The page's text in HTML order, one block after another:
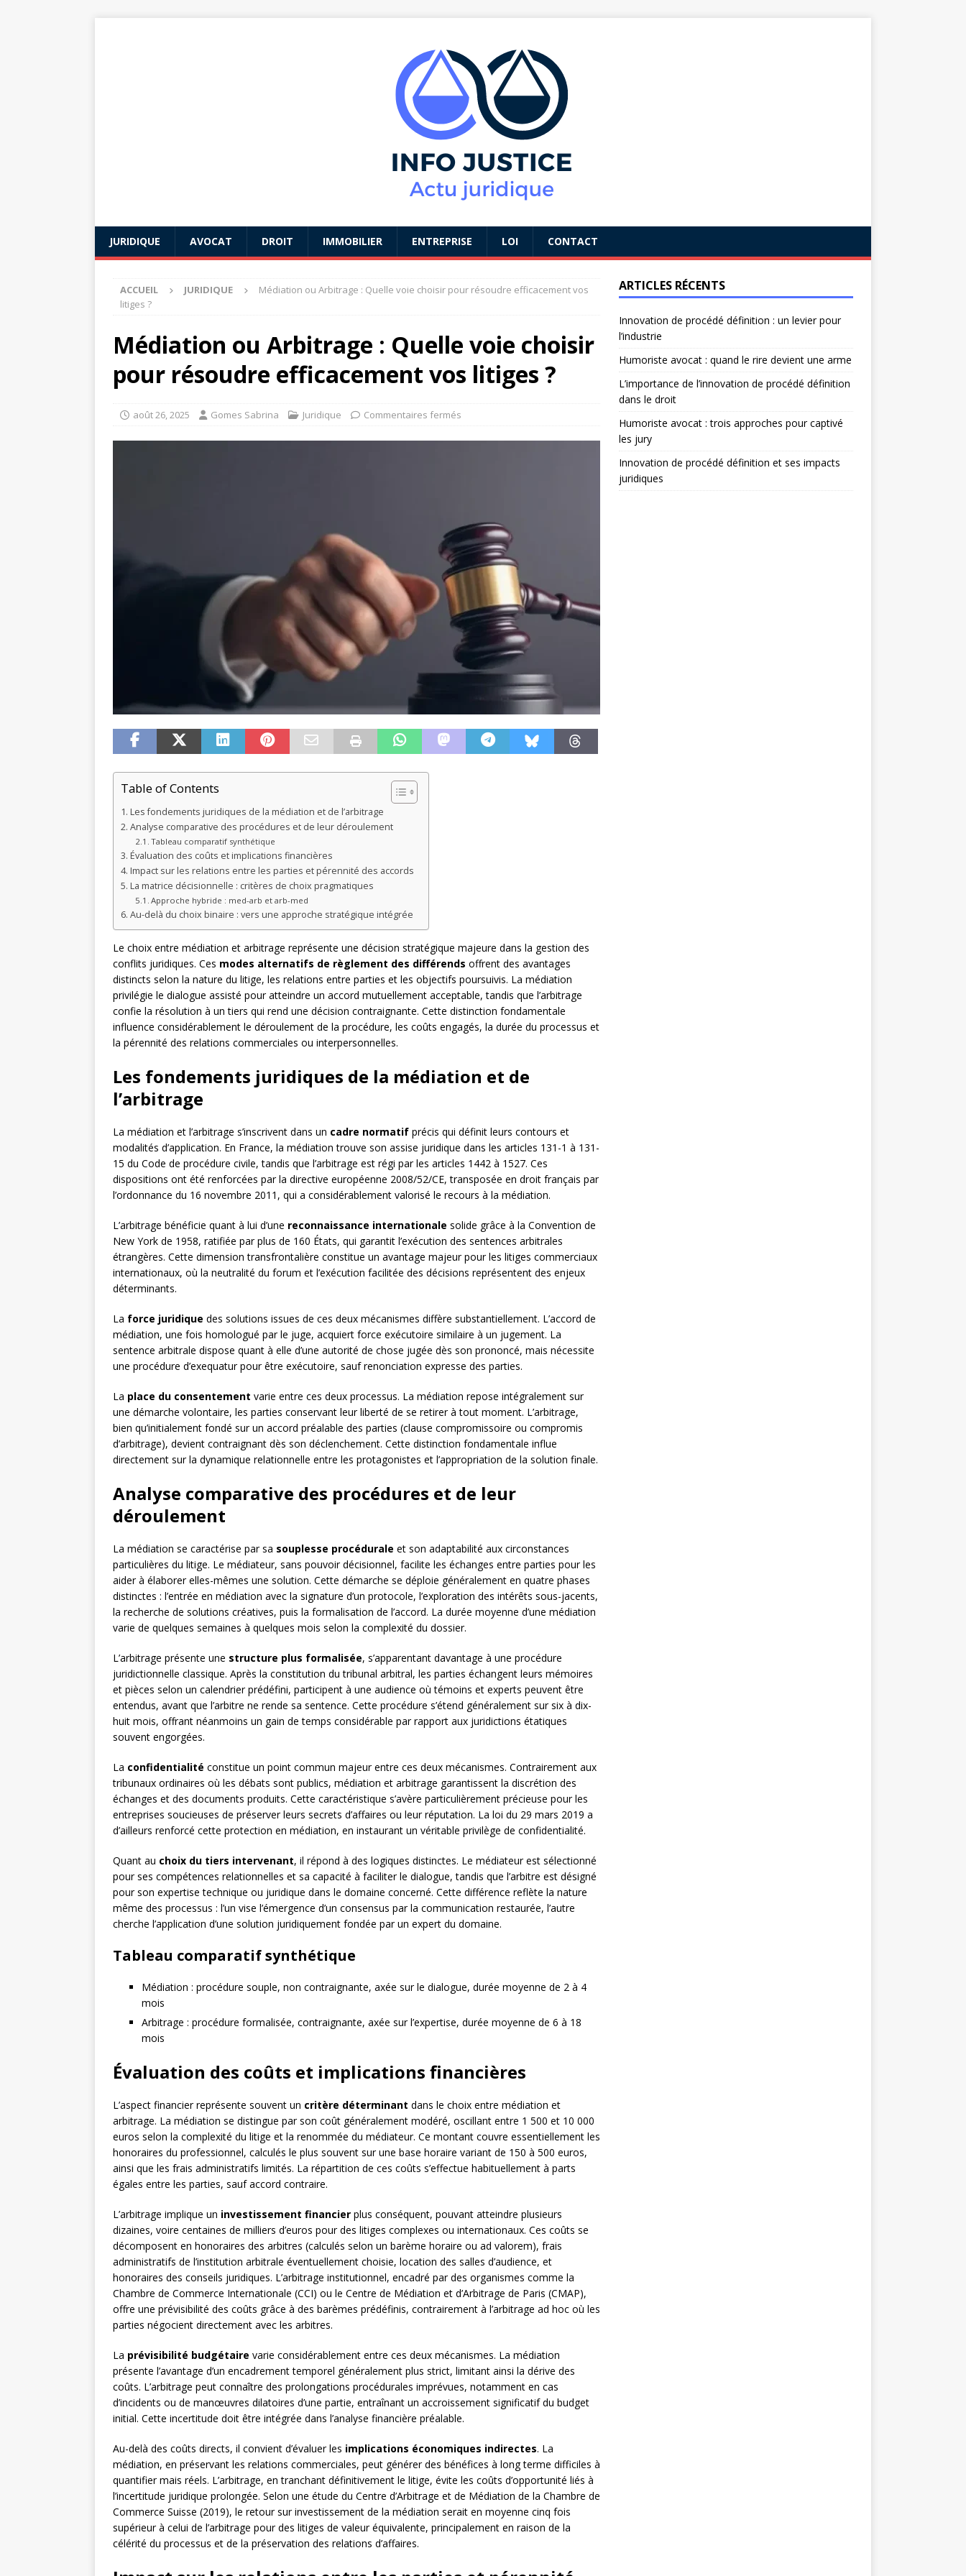
JURIDIQUE AVOCAT DROIT IMMOBILIER ENTREPRISE LOI CONTACT
ACCUEIL JURIDIQUE
Médiation ou Arbitrage : Quelle voie choisir pour résoudre efficacement vos
litiges ?
Médiation ou Arbitrage : Quelle voie choisir
pour résoudre efficacement vos litiges ?
août 26, 2025 Gomes Sabrina Juridique Commentaires fermés
Table of Contents
Les fondements juridiques de la médiation et de l’arbitrage
Analyse comparative des procédures et de leur déroulement
Tableau comparatif synthétique
Évaluation des coûts et implications financières
Impact sur les relations entre les parties et pérennité des accords
La matrice décisionnelle : critères de choix pragmatiques
Approche hybride : med-arb et arb-med
Au-delà du choix binaire : vers une approche stratégique intégrée
Le choix entre médiation et arbitrage représente une décision stratégique majeure dans la gestion des
conflits juridiques. Ces modes alternatifs de règlement des différends offrent des avantages
distincts selon la nature du litige, les relations entre parties et les objectifs poursuivis. La médiation
privilégie le dialogue assisté pour atteindre un accord mutuellement acceptable, tandis que l’arbitrage
confie la résolution à un tiers qui rend une décision contraignante. Cette distinction fondamentale
influence considérablement le déroulement de la procédure, les coûts engagés, la durée du processus et
la pérennité des relations commerciales ou interpersonnelles.
Les fondements juridiques de la médiation et de
l’arbitrage
La médiation et l’arbitrage s’inscrivent dans un cadre normatif précis qui définit leurs contours et
modalités d’application. En France, la médiation trouve son assise juridique dans les articles 131-1 à 131-
15 du Code de procédure civile, tandis que l’arbitrage est régi par les articles 1442 à 1527. Ces
dispositions ont été renforcées par la directive européenne 2008/52/CE, transposée en droit français par
l’ordonnance du 16 novembre 2011, qui a considérablement valorisé le recours à la médiation.
L’arbitrage bénéficie quant à lui d’une reconnaissance internationale solide grâce à la Convention de
New York de 1958, ratifiée par plus de 160 États, qui garantit l’exécution des sentences arbitrales
étrangères. Cette dimension transfrontalière constitue un avantage majeur pour les litiges commerciaux
internationaux, où la neutralité du forum et l’exécution facilitée des décisions représentent des enjeux
déterminants.
La force juridique des solutions issues de ces deux mécanismes diffère substantiellement. L’accord de
médiation, une fois homologué par le juge, acquiert force exécutoire similaire à un jugement. La
sentence arbitrale dispose quant à elle d’une autorité de chose jugée dès son prononcé, mais nécessite
une procédure d’exequatur pour être exécutoire, sauf renonciation expresse des parties.
La place du consentement varie entre ces deux processus. La médiation repose intégralement sur
une démarche volontaire, les parties conservant leur liberté de se retirer à tout moment. L’arbitrage,
bien qu’initialement fondé sur un accord préalable des parties (clause compromissoire ou compromis
d’arbitrage), devient contraignant dès son déclenchement. Cette distinction fondamentale influe
directement sur la dynamique relationnelle entre les protagonistes et l’appropriation de la solution finale.
Analyse comparative des procédures et de leur
déroulement
La médiation se caractérise par sa souplesse procédurale et son adaptabilité aux circonstances
particulières du litige. Le médiateur, sans pouvoir décisionnel, facilite les échanges entre parties pour les
aider à élaborer elles-mêmes une solution. Cette démarche se déploie généralement en quatre phases
distinctes : l’entrée en médiation avec la signature d’un protocole, l’exploration des intérêts sous-jacents,
la recherche de solutions créatives, puis la formalisation de l’accord. La durée moyenne d’une médiation
varie de quelques semaines à quelques mois selon la complexité du dossier.
L’arbitrage présente une structure plus formalisée, s’apparentant davantage à une procédure
juridictionnelle classique. Après la constitution du tribunal arbitral, les parties échangent leurs mémoires
et pièces selon un calendrier prédéfini, participent à une audience où témoins et experts peuvent être
entendus, avant que l’arbitre ne rende sa sentence. Cette procédure s’étend généralement sur six à dix-
huit mois, offrant néanmoins un gain de temps considérable par rapport aux juridictions étatiques
souvent engorgées.
La confidentialité constitue un point commun majeur entre ces deux mécanismes. Contrairement aux
tribunaux ordinaires où les débats sont publics, médiation et arbitrage garantissent la discrétion des
échanges et des documents produits. Cette caractéristique s’avère particulièrement précieuse pour les
entreprises soucieuses de préserver leurs secrets d’affaires ou leur réputation. La loi du 29 mars 2019 a
d’ailleurs renforcé cette protection en médiation, en instaurant un véritable privilège de confidentialité.
Quant au choix du tiers intervenant, il répond à des logiques distinctes. Le médiateur est sélectionné
pour ses compétences relationnelles et sa capacité à faciliter le dialogue, tandis que l’arbitre est désigné
pour son expertise technique ou juridique dans le domaine concerné. Cette différence reflète la nature
même des processus : l’un vise l’émergence d’un consensus par la communication restaurée, l’autre
cherche l’application d’une solution juridiquement fondée par un expert du domaine.
Tableau comparatif synthétique
Médiation : procédure souple, non contraignante, axée sur le dialogue, durée moyenne de 2 à 4
mois
Arbitrage : procédure formalisée, contraignante, axée sur l’expertise, durée moyenne de 6 à 18
mois
Évaluation des coûts et implications financières
L’aspect financier représente souvent un critère déterminant dans le choix entre médiation et
arbitrage. La médiation se distingue par son coût généralement modéré, oscillant entre 1 500 et 10 000
euros selon la complexité du litige et la renommée du médiateur. Ce montant couvre essentiellement les
honoraires du professionnel, calculés le plus souvent sur une base horaire variant de 150 à 500 euros,
ainsi que les frais administratifs limités. La répartition de ces coûts s’effectue habituellement à parts
égales entre les parties, sauf accord contraire.
L’arbitrage implique un investissement financier plus conséquent, pouvant atteindre plusieurs
dizaines, voire centaines de milliers d’euros pour des litiges complexes ou internationaux. Ces coûts se
décomposent en honoraires des arbitres (calculés selon un barème horaire ou ad valorem), frais
administratifs de l’institution arbitrale éventuellement choisie, location des salles d’audience, et
honoraires des conseils juridiques. L’arbitrage institutionnel, encadré par des organismes comme la
Chambre de Commerce Internationale (CCI) ou le Centre de Médiation et d’Arbitrage de Paris (CMAP),
offre une prévisibilité des coûts grâce à des barèmes prédéfinis, contrairement à l’arbitrage ad hoc où les
parties négocient directement avec les arbitres.
La prévisibilité budgétaire varie considérablement entre ces deux mécanismes. La médiation
présente l’avantage d’un encadrement temporel généralement plus strict, limitant ainsi la dérive des
coûts. L’arbitrage peut connaître des prolongations procédurales imprévues, notamment en cas
d’incidents ou de manœuvres dilatoires d’une partie, entraînant un accroissement significatif du budget
initial. Cette incertitude doit être intégrée dans l’analyse financière préalable.
Au-delà des coûts directs, il convient d’évaluer les implications économiques indirectes. La
médiation, en préservant les relations commerciales, peut générer des bénéfices à long terme difficiles à
quantifier mais réels. L’arbitrage, en tranchant définitivement le litige, évite les coûts d’opportunité liés à
l’incertitude juridique prolongée. Selon une étude du Centre d’Arbitrage et de Médiation de la Chambre de
Commerce Suisse (2019), le retour sur investissement de la médiation serait en moyenne cinq fois
supérieur à celui de l’arbitrage pour des litiges de valeur équivalente, principalement en raison de la
célérité du processus et de la préservation des relations d’affaires.
ARTICLES RÉCENTS
Innovation de procédé définition : un levier pour
l’industrie
Humoriste avocat : quand le rire devient une arme
L’importance de l’innovation de procédé définition
dans le droit
Humoriste avocat : trois approches pour captivé
les jury
Innovation de procédé définition et ses impacts
juridiques